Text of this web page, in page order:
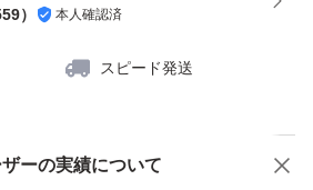
来かねます!!
） 本人確認済
スピード発送
ーの実績について商品への質問